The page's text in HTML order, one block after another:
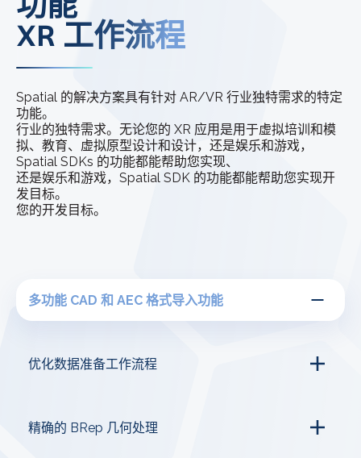
XR 工作流程
Spatial 的解决方案具有针对 AR/VR 行业独特需求的特定
功能。
行业的独特需求。无论您的 XR 应用是用于虚拟培训和模
拟、教育、虚拟原型设计和设计，还是娱乐和游戏，
Spatial SDKs 的功能都能帮助您实现、
还是娱乐和游戏，Spatial SDK 的功能都能帮助您实现开
发目标。
您的开发目标。
多功能 CAD 和 AEC 格式导入功能
优化数据准备工作流程
精确的 BRep 几何处理